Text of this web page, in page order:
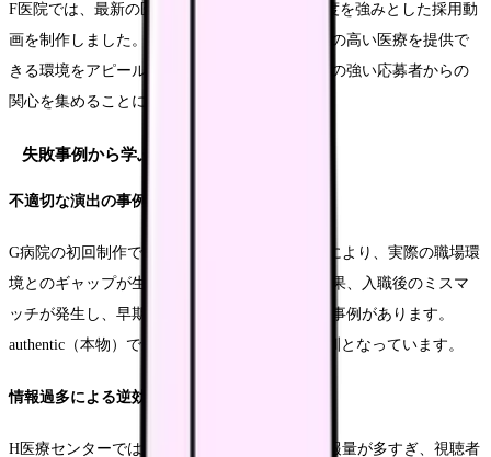
F医院では、最新の医療機器と充実した研修制度を強みとした採用動
画を制作しました。規模は小さくても、専門性の高い医療を提供で
きる環境をアピールすることで、キャリア志向の強い応募者からの
関心を集めることに成功しています。
失敗事例から学ぶ注意点
不適切な演出の事例
G病院の初回制作では、過度に演出された内容により、実際の職場環
境とのギャップが生じてしまいました。その結果、入職後のミスマ
ッチが発生し、早期離職につながってしまった事例があります。
authentic（本物）であることの重要性を示す教訓となっています。
情報過多による逆効果
H医療センターでは、一本の動画に詰め込む情報量が多すぎ、視聴者